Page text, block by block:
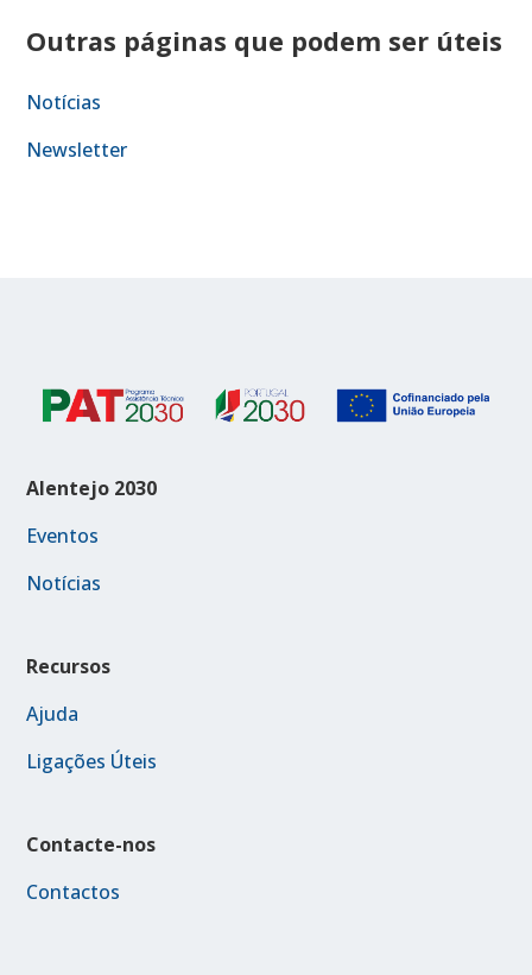
Outras páginas que podem ser úteis
Notícias
Newsletter
Alentejo 2030
Eventos
Notícias
Recursos
Ajuda
Ligações Úteis
Contacte-nos
Contactos